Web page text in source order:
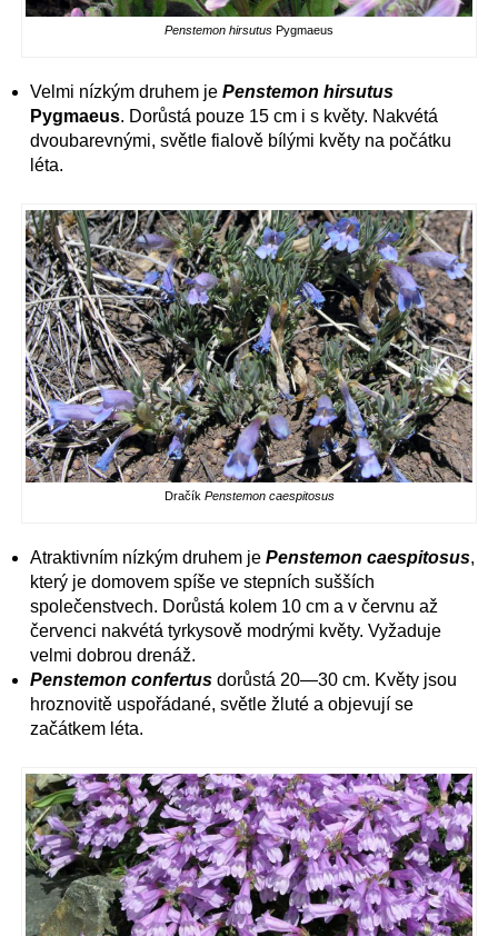
Penstemon hirsutus Pygmaeus
Velmi nízkým druhem je Penstemon hirsutus
Pygmaeus. Dorůstá pouze 15 cm i s květy. Nakvétá
dvoubarevnými, světle fialově bílými květy na počátku
léta.
Dračík Penstemon caespitosus
Atraktivním nízkým druhem je Penstemon caespitosus,
který je domovem spíše ve stepních sušších
společenstvech. Dorůstá kolem 10 cm a v červnu až
červenci nakvétá tyrkysově modrými květy. Vyžaduje
velmi dobrou drenáž.
Penstemon confertus dorůstá 20—30 cm. Květy jsou
hroznovitě uspořádané, světle žluté a objevují se
začátkem léta.